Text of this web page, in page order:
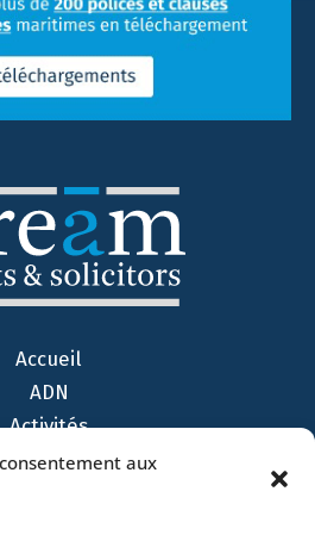
aux
Accueil
ADN
Activités
Avocats